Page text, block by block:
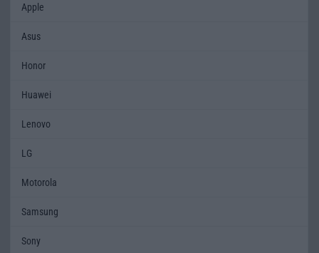
Apple
Asus
Honor
Huawei
Lenovo
LG
Motorola
Samsung
Sony